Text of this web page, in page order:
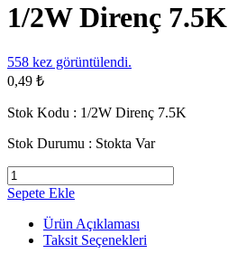
1/2W Direnç 7.5K
558 kez görüntülendi.
0,49 ₺
Stok Kodu : 1/2W Direnç 7.5K
Stok Durumu : Stokta Var
Sepete Ekle
Ürün Açıklaması
Taksit Seçenekleri